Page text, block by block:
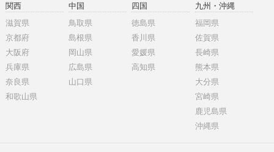
関西
滋賀県
京都府
大阪府
兵庫県
奈良県
和歌山県
中国
鳥取県
島根県
岡山県
広島県
山口県
四国
徳島県
香川県
愛媛県
高知県
九州・沖縄
福岡県
佐賀県
長崎県
熊本県
大分県
宮崎県
鹿児島県
沖縄県